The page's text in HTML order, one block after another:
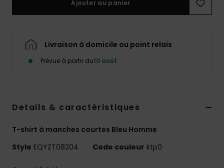
Ajouter au panier
Livraison à domicile ou point relais
Prévue à partir du10 août
Details & caractéristiques
T-shirt à manches courtes Bleu Homme
Style EQYZT08204 Code couleur ktp0